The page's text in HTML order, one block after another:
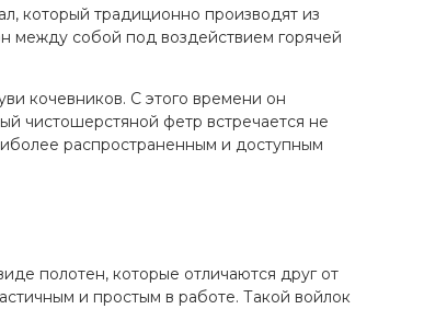
который традиционно производят из
между собой под воздействием горячей
кочевников. С этого времени он
чистошерстяной фетр встречается не
распространенным и доступным
полотен, которые отличаются друг от
и простым в работе. Такой войлок